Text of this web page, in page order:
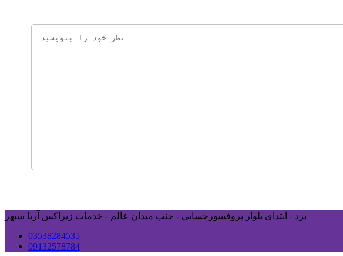
یزد - ابتدای بلوار پروفسورحسابی - جنب میدان عالم - خدمات زیراکس آریا سپهر
03538284535
09132578784